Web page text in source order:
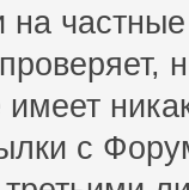
на
с